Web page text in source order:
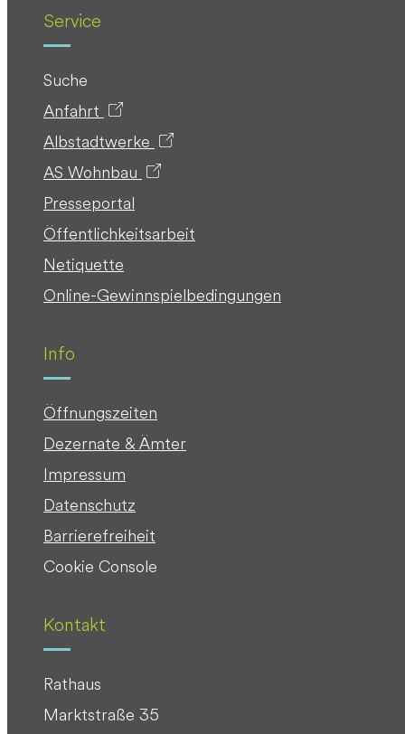
Service
Suche
Anfahrt
Albstadtwerke
AS Wohnbau
Presseportal
Öffentlichkeitsarbeit
Netiquette
Online-Gewinnspielbedingungen
Info
Öffnungszeiten
Dezernate & Ämter
Impressum
Datenschutz
Barrierefreiheit
Cookie Console
Kontakt
Rathaus
Marktstraße 35